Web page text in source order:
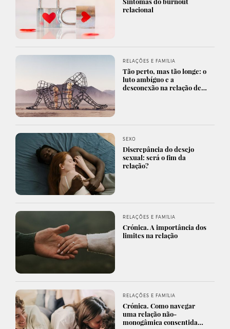
relacional
RELAÇÕES E FAMÍLIA
Tão perto, mas tão longe: o
luto ambíguo e a
desconexão na relação de…
SEXO
Discrepância do desejo
sexual: será o fim da
relação?
RELAÇÕES E FAMÍLIA
Crónica. A importância dos
limites na relação
RELAÇÕES E FAMÍLIA
Crónica. Como navegar
uma relação não-
monogâmica consentida…